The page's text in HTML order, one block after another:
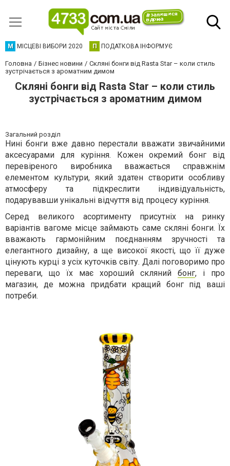
М МІСЦЕВІ ВИБОРИ 2020 П ПОДАТКОВА ІНФОРМУЄ
Головна Бізнес новини
Скляні бонги від Rasta Star – коли стиль
зустрічається з ароматним димом
Скляні бонги від Rasta Star – коли стиль
зустрічається з ароматним димом
Загальний розділ
Нині бонги вже давно перестали вважати звичайними
аксесуарами для куріння. Кожен окремий бонг від
перевіреного виробника вважається справжнім
елементом культури, який здатен створити особливу
атмосферу та підкреслити індивідуальність,
подарувавши унікальні відчуття від процесу куріння.
Серед великого асортименту присутніх на ринку
варіантів вагоме місце займають саме скляні бонги. Їх
вважають гармонійним поєднанням зручності та
елегантного дизайну, а ще високої якості, що її дуже
цінують курці з усіх куточків світу. Далі поговоримо про
переваги, що їх має хороший скляний бонг, і про
магазин, де можна придбати кращий бонг під ваші
потреби.